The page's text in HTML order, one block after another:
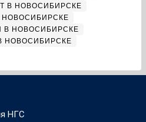
В НОВОСИБИРСКЕ
НОВОСИБИРСКЕ
В НОВОСИБИРСКЕ
НОВОСИБИРСКЕ
НГС